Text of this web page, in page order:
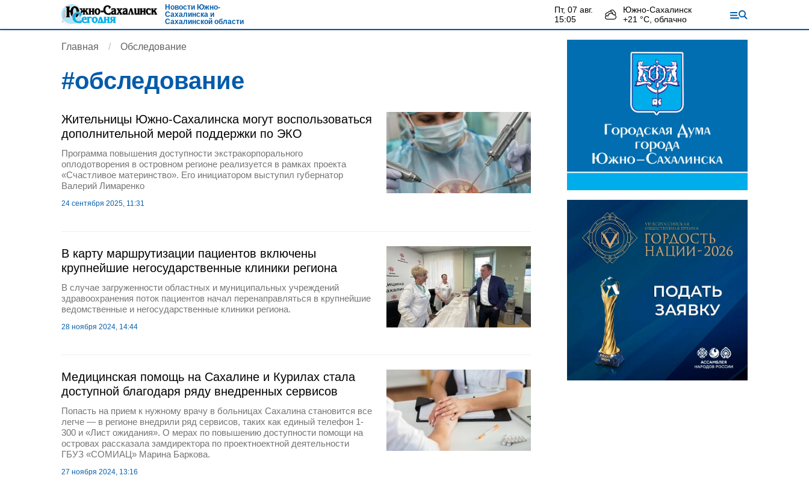
Новости Южно-
Сахалинска и
Сахалинской области
пт, 07 авг.
15:05
Южно-Сахалинск
+21 °С, облачно
Главная Обследование
#обследование
Жительницы Южно-Сахалинска могут воспользоваться
дополнительной мерой поддержки по ЭКО
Программа повышения доступности экстракорпорального
оплодотворения в островном регионе реализуется в рамках проекта
«Счастливое материнство». Его инициатором выступил губернатор
Валерий Лимаренко
24 сентября 2025, 11:31
В карту маршрутизации пациентов включены
крупнейшие негосударственные клиники региона
В случае загруженности областных и муниципальных учреждений
здравоохранения поток пациентов начал перенаправляться в крупнейшие
ведомственные и негосударственные клиники региона.
28 ноября 2024, 14:44
Медицинская помощь на Сахалине и Курилах стала
доступной благодаря ряду внедренных сервисов
Попасть на прием к нужному врачу в больницах Сахалина становится все
легче — в регионе внедрили ряд сервисов, таких как единый телефон 1-
300 и «Лист ожидания». О мерах по повышению доступности помощи на
островах рассказала замдиректора по проектноектной деятельности
ГБУЗ «СОМИАЦ» Марина Баркова.
27 ноября 2024, 13:16